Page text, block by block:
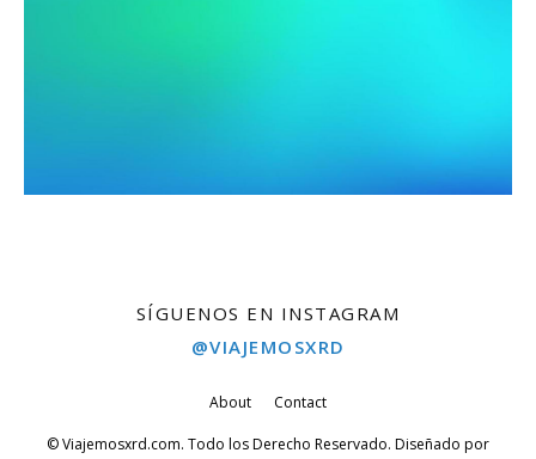
SÍGUENOS EN INSTAGRAM
@VIAJEMOSXRD
About Contact
© Viajemosxrd.com. Todo los Derecho Reservado. Diseñado por